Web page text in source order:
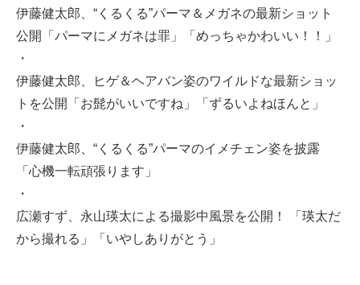
伊藤健太郎、“くるくる”パーマ＆メガネの最新ショット
公開「パーマにメガネは罪」「めっちゃかわいい！！」
・
伊藤健太郎、ヒゲ＆ヘアバン姿のワイルドな最新ショッ
トを公開「お髭がいいですね」「ずるいよねほんと」
・
伊藤健太郎、“くるくる”パーマのイメチェン姿を披露
「心機一転頑張ります」
・
広瀬すず、永山瑛太による撮影中風景を公開！ 「瑛太だ
から撮れる」「いやしありがとう」